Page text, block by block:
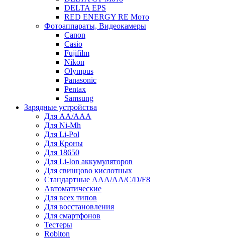
DELTA EPS
RED ENERGY RE Мото
Фотоаппараты, Видеокамеры
Canon
Casio
Fujifilm
Nikon
Olympus
Panasonic
Pentax
Samsung
Зарядные устройства
Для AA/AAA
Для Ni-Mh
Для Li-Pol
Для Кроны
Для 18650
Для Li-Ion аккумуляторов
Для свинцово кислотных
Стандартные ААА/АА/С/D/F8
Автоматические
Для всех типов
Для восстановления
Для смартфонов
Тестеры
Robiton